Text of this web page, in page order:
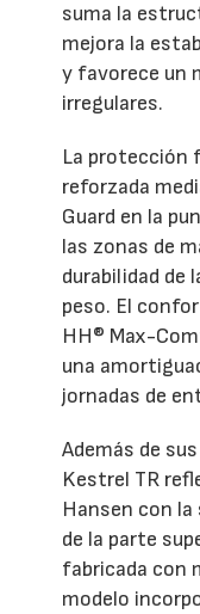
suma la
mejora la
y favorece un
irregulares.
La protección
reforzada
Guard en la
las zonas de
durabilidad de
peso. El
HH® Max-
una
jornadas de
Además de
Kestrel TR
Hansen con
de la parte
fabricada con
modelo